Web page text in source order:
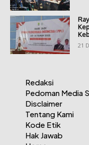
21
Redaksi
Pedoman Media
Disclaimer
Tentang Kami
Kode Etik
Hak Jawab